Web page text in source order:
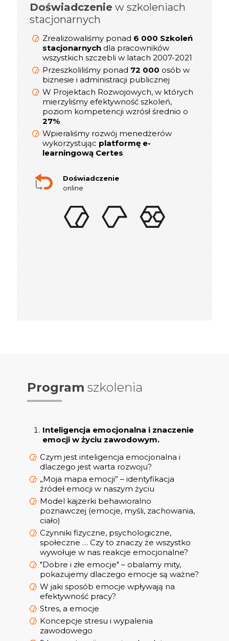
Doświadczenie w szkoleniach
stacjonarnych
Zrealizowaliśmy ponad 6 000 Szkoleń
stacjonarnych dla pracowników
wszystkich szczebli w latach 2007-2021
Przeszkoliliśmy ponad 72 000 osób w
biznesie i administracji publicznej
W Projektach Rozwojowych, w których
mierzyliśmy efektywność szkoleń,
poziom kompetencji wzrósł średnio o
27%
Wpieraliśmy rozwój menedżerów
wykorzystując platformę e-
learningową Certes
Doświadczenie
online
Doświadczenie
online
Zrealizowaliśmy ponad
1 200 Szkoleń
online/Webinarów
dla kadry
Menedżerskiej w latach 2019-2021
Przeszkoliliśmy ponad
800
prezesów,
dyrektorów, menedżerów i
kierowników
W Projektach Rozwojowych, w których
mierzyliśmy efektywność szkoleń,
poziom kompetencji wzrósł średnio o
Wpieraliśmy rozwój menedżerów
wykorzystując
platformę e-
learningową Certes
indywidualnych sesji rozwojowych
online dla Menedżerów i Dyrektorów
Doświadczenie
w szkoleniach stacjonarnych
Program szkolenia
Inteligencja emocjonalna i znaczenie
emocji w życiu zawodowym.
Czym jest inteligencja emocjonalna i
dlaczego jest warta rozwoju?
„Moja mapa emocji” – identyfikacja
źródeł emocji w naszym życiu
Model kajzerki behawioralno
poznawczej (emocje, myśli, zachowania,
ciało)
Czynniki fizyczne, psychologiczne,
społeczne … Czy to znaczy że wszystko
wywołuje w nas reakcje emocjonalne?
"Dobre i złe emocje" – obalamy mity,
pokazujemy dlaczego emocje są ważne?
W jaki sposób emocje wpływają na
efektywność pracy?
Stres, a emocje
Koncepcje stresu i wypalenia
zawodowego